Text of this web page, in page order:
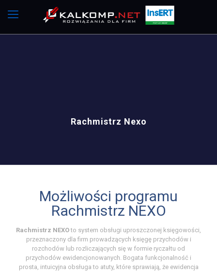
Rachmistrz Nexo
Możliwości programu
Rachmistrz NEXO
Rachmistrz NEXOto system obsługi uproszczonej księgowości,
przeznaczony dla firm prowadzących księgę przychodów i
rozchodów lub rozliczających się w formie ryczałtu od
przychodów ewidencjonowanych. Bogata funkcjonalność i
prosta, intuicyjna obsługa to atuty, które sprawiają, że ewidencja